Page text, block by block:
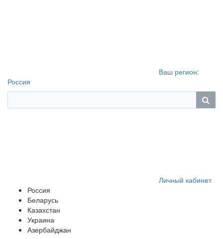
Ваш регион:
Россия
Личный кабинет
Россия
Беларусь
Казахстан
Украина
Азербайджан